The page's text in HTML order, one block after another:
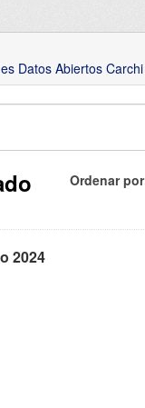
Datos Abiertos Carchi
Ordenar por
2024